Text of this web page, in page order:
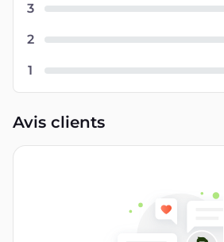
3
2
1
Avis clients